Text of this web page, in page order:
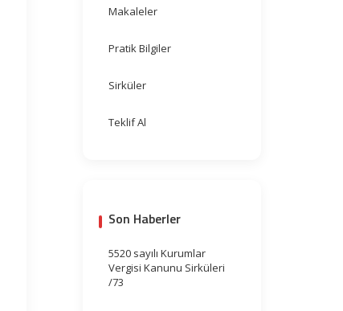
Makaleler
Pratik Bilgiler
Sirküler
Teklif Al
Son Haberler
5520 sayılı Kurumlar
Vergisi Kanunu Sirküleri
/73